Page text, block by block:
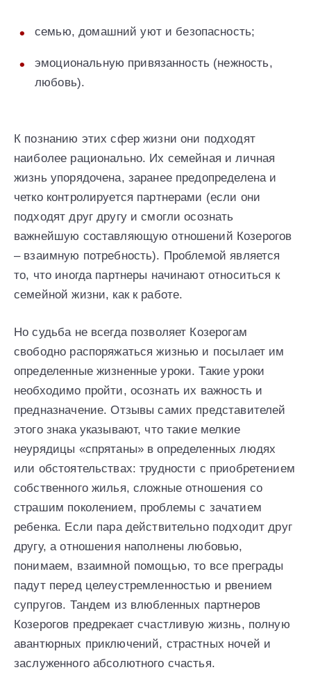
семью, домашний уют и безопасность;
эмоциональную привязанность (нежность,
любовь).
К познанию этих сфер жизни они подходят
наиболее рационально. Их семейная и личная
жизнь упорядочена, заранее предопределена и
четко контролируется партнерами (если они
подходят друг другу и смогли осознать
важнейшую составляющую отношений Козерогов
– взаимную потребность). Проблемой является
то, что иногда партнеры начинают относиться к
семейной жизни, как к работе.
Но судьба не всегда позволяет Козерогам
свободно распоряжаться жизнью и посылает им
определенные жизненные уроки. Такие уроки
необходимо пройти, осознать их важность и
предназначение. Отзывы самих представителей
этого знака указывают, что такие мелкие
неурядицы «спрятаны» в определенных людях
или обстоятельствах: трудности с приобретением
собственного жилья, сложные отношения со
страшим поколением, проблемы с зачатием
ребенка. Если пара действительно подходит друг
другу, а отношения наполнены любовью,
понимаем, взаимной помощью, то все преграды
падут перед целеустремленностью и рвением
супругов. Тандем из влюбленных партнеров
Козерогов предрекает счастливую жизнь, полную
авантюрных приключений, страстных ночей и
заслуженного абсолютного счастья.